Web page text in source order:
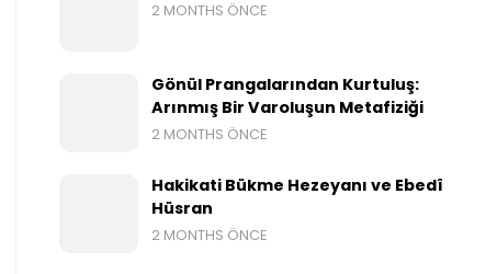
2 MONTHS ÖNCE
Gönül Prangalarından Kurtuluş:
Arınmış Bir Varoluşun Metafiziği
2 MONTHS ÖNCE
Hakikati Bükme Hezeyanı ve Ebedî
Hüsran
2 MONTHS ÖNCE